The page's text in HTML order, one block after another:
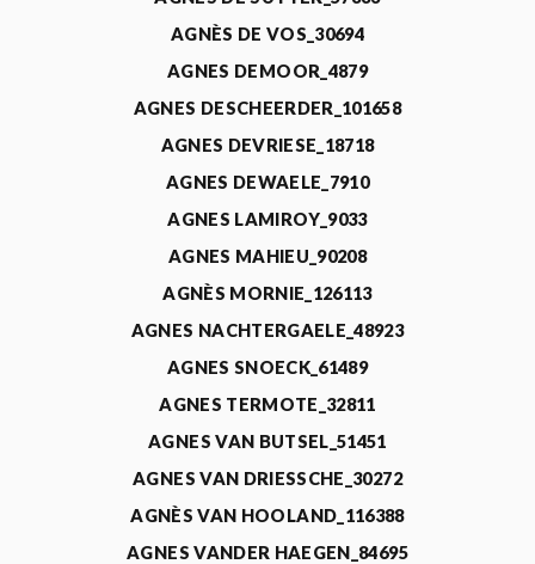
AGNÈS DE VOS_30694
AGNES DEMOOR_4879
AGNES DESCHEERDER_101658
AGNES DEVRIESE_18718
AGNES DEWAELE_7910
AGNES LAMIROY_9033
AGNES MAHIEU_90208
AGNÈS MORNIE_126113
AGNES NACHTERGAELE_48923
AGNES SNOECK_61489
AGNES TERMOTE_32811
AGNES VAN BUTSEL_51451
AGNES VAN DRIESSCHE_30272
AGNÈS VAN HOOLAND_116388
AGNES VANDER HAEGEN_84695